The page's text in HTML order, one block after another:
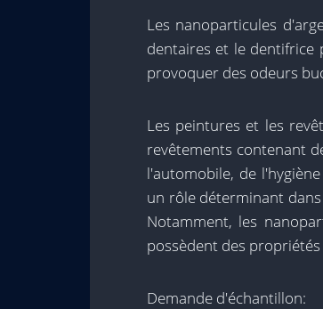
Les nanoparticules
dentaires et le dentifrice
provoquer des odeurs
Les peintures et les
revêtements contenant
l'automobile, de
un rôle déterminant
Notamment, les
possèdent des
Demande d'échantillon: